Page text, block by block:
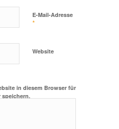
E-Mail-Adresse
*
Website
in diesem Browser für
speichern.